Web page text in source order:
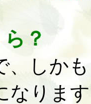
？
しか
なりま